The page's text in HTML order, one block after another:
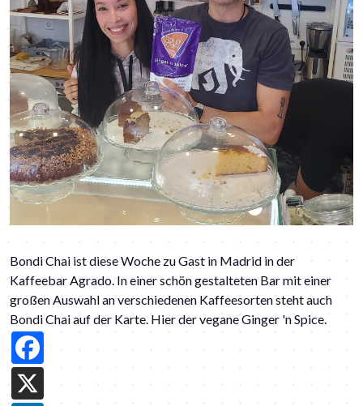
Bondi Chai ist diese Woche zu Gast in Madrid in der
Kaffeebar Agrado. In einer schön gestalteten Bar mit einer
großen Auswahl an verschiedenen Kaffeesorten steht auch
Bondi Chai auf der Karte. Hier der vegane Ginger 'n Spice.